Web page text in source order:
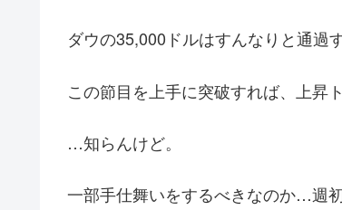
ダウの35,000ドルはすんなりと通過
この節目を上手に突破すれば、上昇
…知らんけど。
一部手仕舞いをするべきなのか…週